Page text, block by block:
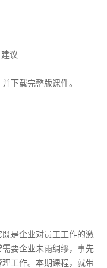
议
下载完整版课件。
是企业对员工工作的激
要企业未雨绸缪，事先
工作。本期课程，就带